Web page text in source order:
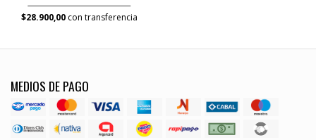
$28.900,00con transferencia
MEDIOS DE PAGO